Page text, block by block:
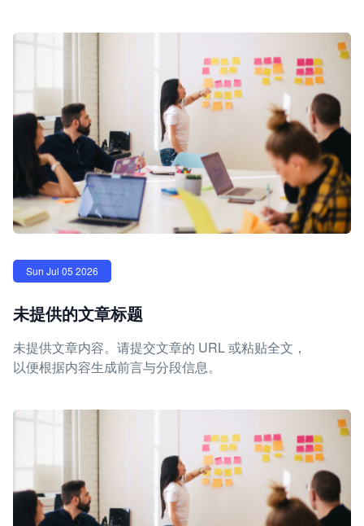
Sun Jul 05 2026
未提供的文章标题
未提供文章内容。请提交文章的 URL 或粘贴全文，
以便根据内容生成前言与分段信息。